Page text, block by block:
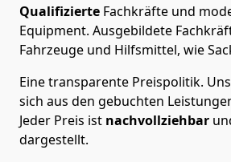
Qualifizierte Fachkräfte und
Equipment. Ausgebildete
Fahrzeuge und Hilfsmittel, wie
Eine transparente Preispolitik.
sich aus den gebuchten
Jeder Preis ist nachvollziehbar
dargestellt.